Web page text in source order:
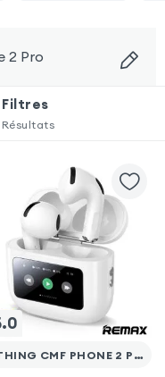
2 Pro
Filtres
Résultats
NOTHING CMF PHONE 2 PRO